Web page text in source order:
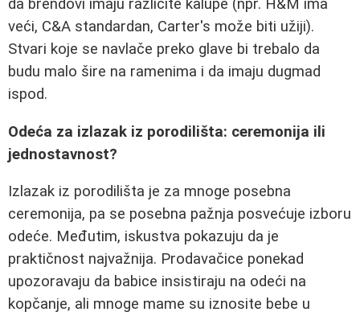
da brendovi imaju različite kalupe (npr. H&M ima
veći, C&A standardan, Carter's može biti užiji).
Stvari koje se navlače preko glave bi trebalo da
budu malo šire na ramenima i da imaju dugmad
ispod.
Odeća za izlazak iz porodilišta: ceremonija ili
jednostavnost?
Izlazak iz porodilišta je za mnoge posebna
ceremonija, pa se posebna pažnja posvećuje izboru
odeće. Međutim, iskustva pokazuju da je
praktičnost najvažnija. Prodavačice ponekad
upozoravaju da babice insistiraju na odeći na
kopčanje, ali mnoge mame su iznosite bebe u